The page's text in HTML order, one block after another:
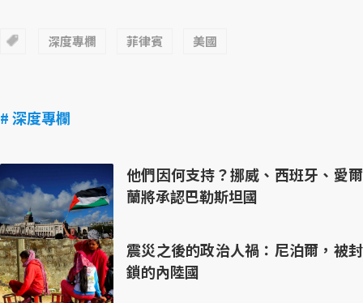
深度專欄 菲律賓 美國
# 深度專欄
他們因何支持？挪威、西班牙、愛爾
蘭將承認巴勒斯坦國
震災之後的政治人禍：尼泊爾，被封
鎖的內陸國